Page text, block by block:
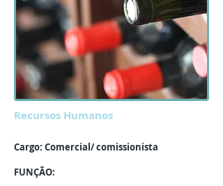
Recursos Humanos
Cargo: Comercial/ comissionista
FUNÇÃO: